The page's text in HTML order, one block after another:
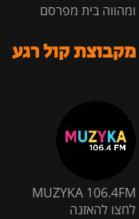
ומהווה בית מפרסם
מקבוצת קול רגע
MUZYKA 106.4FM
לחצו להאזנה